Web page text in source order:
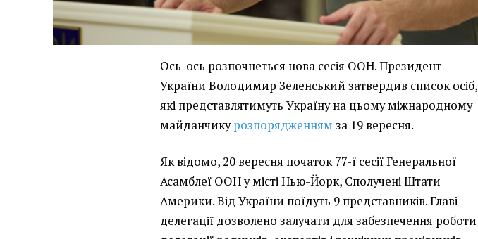
Ось-ось розпочнеться нова сесія ООН. Президент
України Володимир Зеленський затвердив список осіб,
які представлятимуть Україну на цьому міжнародному
майданчикурозпорядженнямза 19 вересня.
Як відомо, 20 вересня початок 77-ї сесії Генеральної
Асамблеї ООН у місті Нью-Йорк, Сполучені Штати
Америки. Від України поїдуть 9 представників. Главі
делегації дозволено залучати для забезпечення роботи